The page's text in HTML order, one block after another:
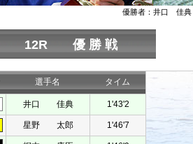
優勝者：井口 佳典
12R 優 勝 戦
選手名 タイム
井口 佳典 1'43'2
星野 太郎 1'46'7